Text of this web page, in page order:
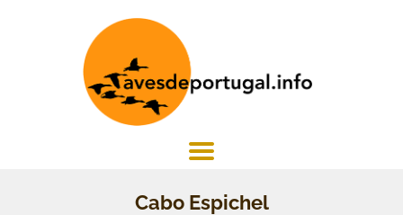
Cabo Espichel